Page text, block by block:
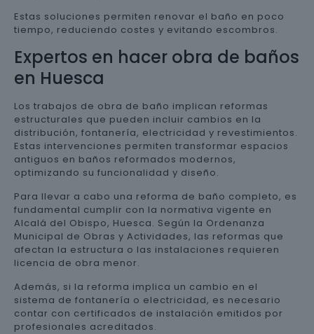
Estas soluciones permiten renovar el baño en poco
tiempo, reduciendo costes y evitando escombros.
Expertos en hacer obra de baños
en Huesca
Los trabajos de obra de baño implican reformas
estructurales que pueden incluir cambios en la
distribución, fontanería, electricidad y revestimientos.
Estas intervenciones permiten transformar espacios
antiguos en baños reformados modernos,
optimizando su funcionalidad y diseño.
Para llevar a cabo una reforma de baño completo, es
fundamental cumplir con la normativa vigente en
Alcalá del Obispo, Huesca. Según la Ordenanza
Municipal de Obras y Actividades, las reformas que
afectan la estructura o las instalaciones requieren
licencia de obra menor.
Además, si la reforma implica un cambio en el
sistema de fontanería o electricidad, es necesario
contar con certificados de instalación emitidos por
profesionales acreditados.